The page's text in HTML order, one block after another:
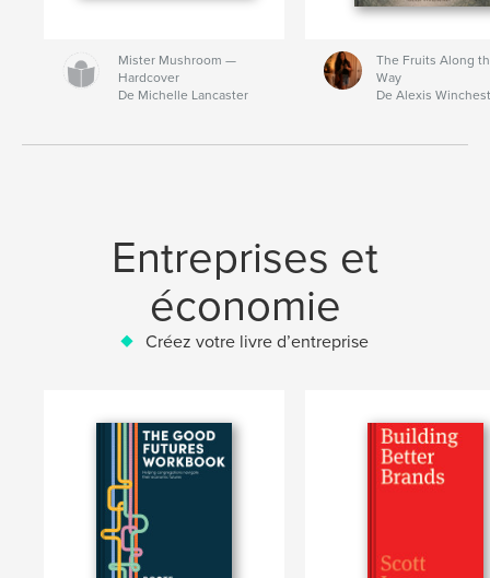
Mister Mushroom —
Hardcover
De Michelle Lancaster
The Fruits Along
Way
De Alexis
Entreprises et
économie
Créez votre livre d’entreprise